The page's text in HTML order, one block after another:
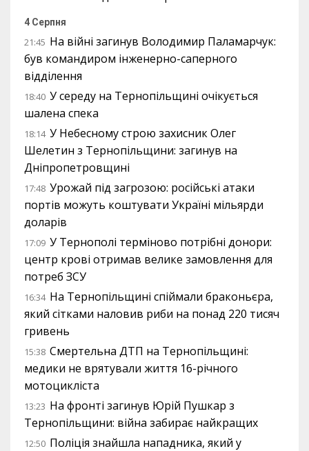
4 Серпня
21:45 На війні загинув Володимир Паламарчук:
був командиром інженерно-саперного
відділення
18:40 У середу на Тернопільщині очікується
шалена спека
18:14 У Небесному строю захисник Олег
Шелетин з Тернопільщини: загинув на
Дніпропетровщині
17:48 Урожай під загрозою: російські атаки
портів можуть коштувати Україні мільярди
доларів
17:09 У Тернополі терміново потрібні донори:
центр крові отримав велике замовлення для
потреб ЗСУ
16:34 На Тернопільщині спіймали браконьєра,
який сітками наловив риби на понад 220 тисяч
гривень
15:38 Смертельна ДТП на Тернопільщині:
медики не врятували життя 16-річного
мотоцикліста
13:23 На фронті загинув Юрій Пушкар з
Тернопільщини: війна забирає найкращих
12:50 Поліція знайшла нападника, який у